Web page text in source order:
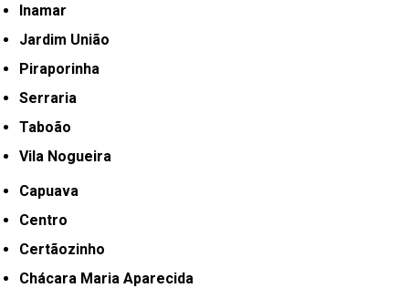
Inamar
Jardim União
Piraporinha
Serraria
Taboão
Vila Nogueira
Capuava
Centro
Certãozinho
Chácara Maria Aparecida